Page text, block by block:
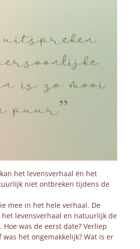
het levensverhaal én het
niet ontbreken tijdens de
mee in het hele verhaal. De
levensverhaal en natuurlijk de
was de eerst date? Verliep
het ongemakkelijk? Wat is er